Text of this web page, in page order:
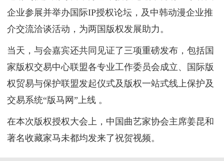
企业参展并举办国际IP授权论坛，及中韩动漫企业推
介交流洽谈活动，为两国版权发展助力。
当天，与会嘉宾还共同见证了三项重磅发布，包括国
家版权交易中心联盟各专业工作委员会成立、国际版
权贸易与保护联盟发起仪式及版权一站式线上保护及
交易系统“版马网”上线 。
在本次版权授权大会上，中国曲艺家协会主席姜昆和
著名收藏家马未都均发来了祝贺视频。